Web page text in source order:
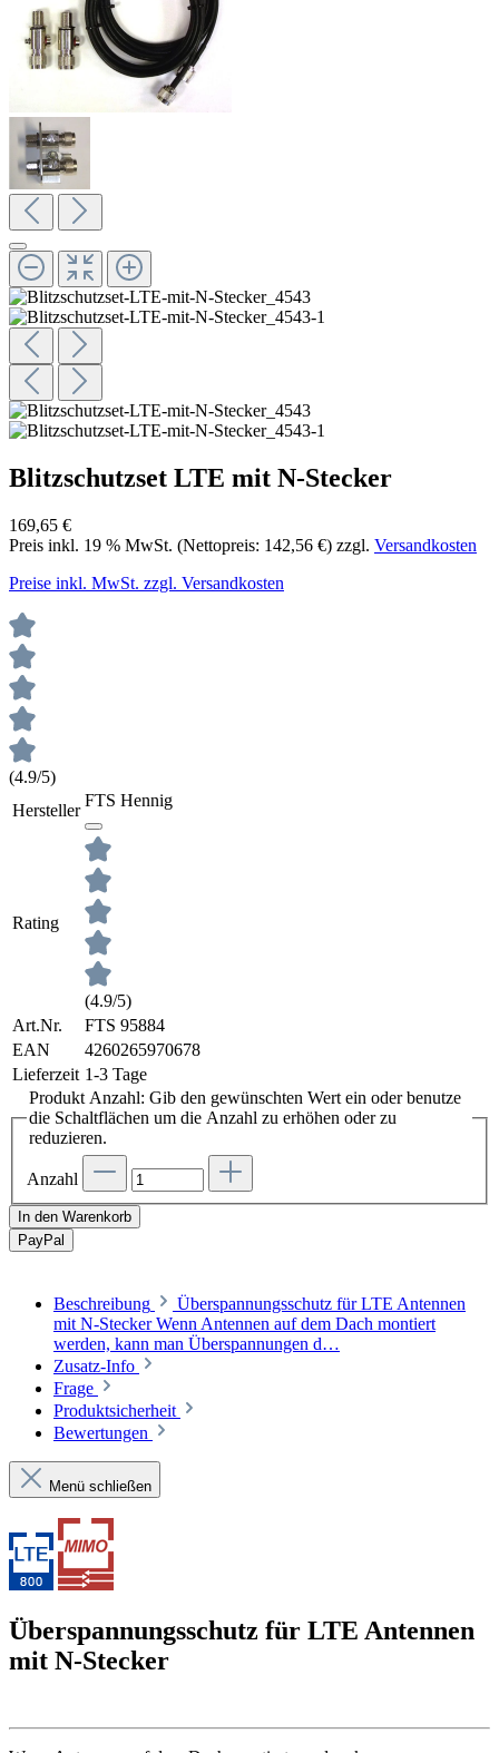
Blitzschutzset LTE mit N-Stecker
169,65 €
Preis inkl. 19 % MwSt. (Nettopreis: 142,56 €) zzgl. Versandkosten
Preise inkl. MwSt. zzgl. Versandkosten
(4.9/5)
Hersteller
FTS Hennig
Rating
(4.9/5)
Art.Nr.
FTS 95884
EAN
4260265970678
Lieferzeit 1-3 Tage
Produkt Anzahl: Gib den gewünschten Wert ein oder benutze
die Schaltflächen um die Anzahl zu erhöhen oder zu
reduzieren.
Anzahl
In den Warenkorb
PayPal
Beschreibung
Überspannungsschutz für LTE Antennen
mit N-Stecker Wenn Antennen auf dem Dach montiert
werden, kann man Überspannungen d…
Zusatz-Info
Frage
Produktsicherheit
Bewertungen
Menü schließen
Überspannungsschutz für LTE Antennen
mit N-Stecker